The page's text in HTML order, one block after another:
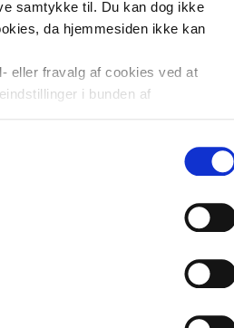
samtykke til. Du kan dog ikke
da hjemmesiden ikke kan
eller fravalg af cookies ved at
i bunden af
på vores hjemmeside ved
her.
af din